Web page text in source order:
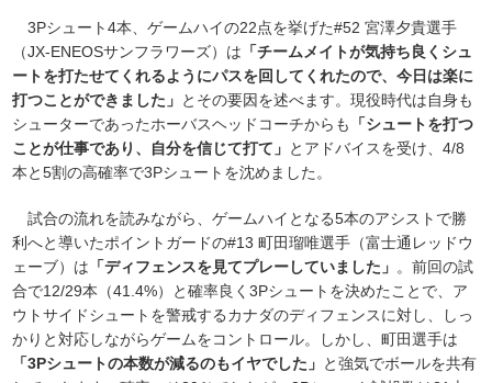
3Pシュート4本、ゲームハイの22点を挙げた#52 宮澤夕貴選手
（JX-ENEOSサンフラワーズ）は 「チームメイトが気持ち良くシュ
ートを打たせてくれるようにパスを回してくれたので、今日は楽に
打つことができました」 とその要因を述べます。現役時代は自身も
シューターであったホーバスヘッドコーチからも
「シュートを打つ
ことが仕事であり、自分を信じて打て」 とアドバイスを受け、4/8
本と5割の高確率で3Pシュートを沈めました。
試合の流れを読みながら、ゲームハイとなる5本のアシストで勝
利へと導いたポイントガードの#13 町田瑠唯選手（富士通レッドウ
ェーブ）は 「ディフェンスを見てプレーしていました」 。前回の試
合で12/29本（41.4%）と確率良く3Pシュートを決めたことで、ア
ウトサイドシュートを警戒するカナダのディフェンスに対し、しっ
かりと対応しながらゲームをコントロール。しかし、町田選手は
「3Pシュートの本数が減るのもイヤでした」 と強気でボールを共有